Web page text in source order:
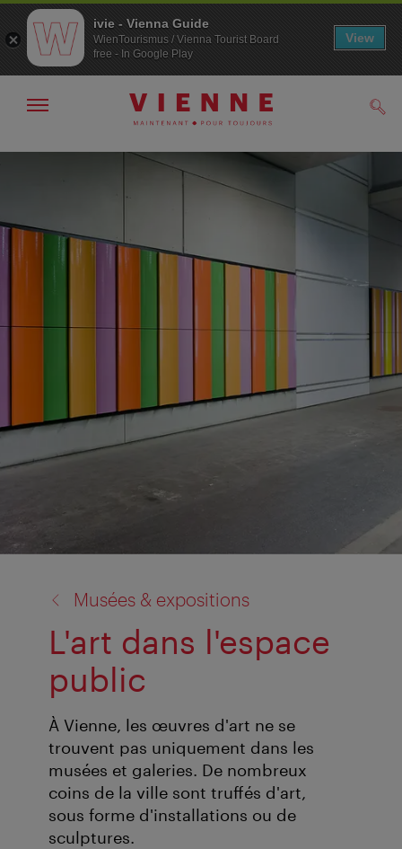
Navigation
Contenu
Afficher
la
Musées & expositions
L'art dans l'espace
public
À Vienne, les œuvres d'art ne se
trouvent pas uniquement dans les
musées et galeries. De nombreux
coins de la ville sont truffés d'art,
sous forme d'installations ou de
sculptures.
ivie - Vienna Guide
WienTourismus / Vienna Tourist Board
free - In Google Play
View